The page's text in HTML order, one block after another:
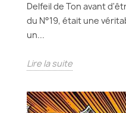
Delfeil de Ton avant
du N°19, était une
un...
Lire la suite